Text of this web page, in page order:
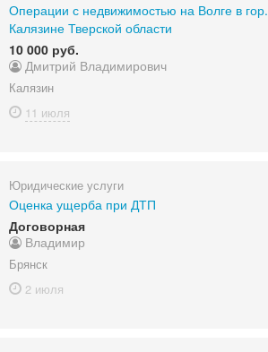
Операции с недвижимостью на Волге в гор.
Калязине Тверской области
10 000 руб.
Дмитрий Владимирович
Калязин
11 июля
Юридические услуги
Оценка ущерба при ДТП
Договорная
Владимир
Брянск
2 июля